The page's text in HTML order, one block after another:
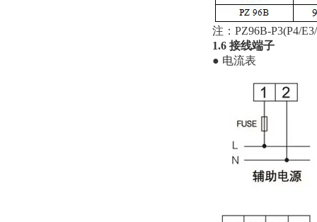
注：PZ96B-P3(P4/
1.6 接线端子
● 电流表